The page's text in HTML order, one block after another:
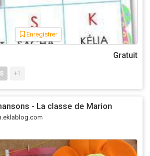
Enregistrer
Gratuit
+1
- La classe de Marion